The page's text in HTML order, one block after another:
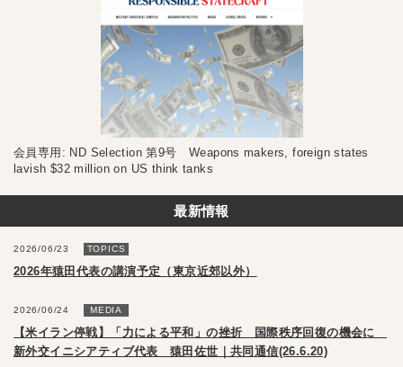
会員専用: ND Selection 第9号 Weapons makers, foreign states
lavish $32 million on US think tanks
最新情報
2026/06/23 TOPICS
2026年猿田代表の講演予定（東京近郊以外）
2026/06/24 MEDIA
【米イラン停戦】「力による平和」の挫折 国際秩序回復の機会に
新外交イニシアティブ代表 猿田佐世｜共同通信(26.6.20)